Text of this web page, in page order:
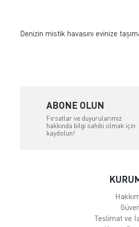
Denizin mistik havasını evinize
ABONE OLUN
Fırsatlar ve duyurularımız
hakkında bilgi sahibi olmak için
kaydolun!
Teslimat ve